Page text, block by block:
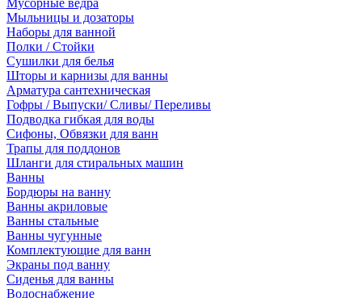
Мусорные ведра
Мыльницы и дозаторы
Наборы для ванной
Полки / Стойки
Сушилки для белья
Шторы и карнизы для ванны
Арматура сантехническая
Гофры / Выпуски/ Сливы/ Переливы
Подводка гибкая для воды
Сифоны, Обвязки для ванн
Трапы для поддонов
Шланги для стиральных машин
Ванны
Бордюры на ванну
Ванны акриловые
Ванны стальные
Ванны чугунные
Комплектующие для ванн
Экраны под ванну
Сиденья для ванны
Водоснабжение